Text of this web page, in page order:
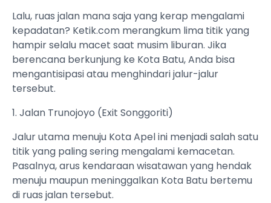
Lalu, ruas jalan mana saja yang kerap mengalami
kepadatan? Ketik.com merangkum lima titik yang
hampir selalu macet saat musim liburan. Jika
berencana berkunjung ke Kota Batu, Anda bisa
mengantisipasi atau menghindari jalur-jalur
tersebut.
1. Jalan Trunojoyo (Exit Songgoriti)
Jalur utama menuju Kota Apel ini menjadi salah satu
titik yang paling sering mengalami kemacetan.
Pasalnya, arus kendaraan wisatawan yang hendak
menuju maupun meninggalkan Kota Batu bertemu
di ruas jalan tersebut.